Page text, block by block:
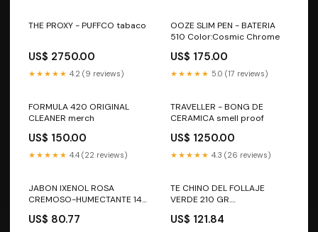
THE PROXY - PUFFCO tabaco
US$ 2750.00
★★★★★ 4.2 (9 reviews)
OOZE SLIM PEN - BATERIA
510 Color:Cosmic Chrome
US$ 175.00
★★★★★ 5.0 (17 reviews)
FORMULA 420 ORIGINAL
CLEANER merch
US$ 150.00
★★★★★ 4.4 (22 reviews)
TRAVELLER - BONG DE
CERAMICA smell proof
US$ 1250.00
★★★★★ 4.3 (26 reviews)
JABON IXENOL ROSA
CREMOSO-HUMECTANTE 143
INTERNACIONAL STAM
US$ 80.77
TE CHINO DEL FOLLAJE
VERDE 210 GR.
INTERNACIONAL STAM
US$ 121.84